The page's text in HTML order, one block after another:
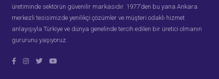
üretiminde sektörün güvenilir markasıdır. 1977’den bu yana Ankara
merkezli tesisimizde yenilikçi çözümler ve müşteri odaklı hizmet
anlayışıyla Türkiye ve dünya genelinde tercih edilen bir üretici olmanın
gururunu yaşıyoruz.